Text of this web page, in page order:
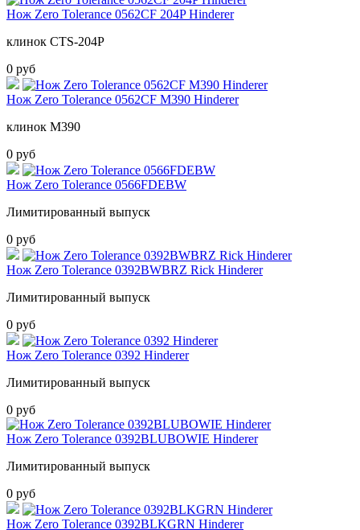
Нож Zero Tolerance 0562CF 204P Hinderer
клинок CTS-204P
0 руб
Нож Zero Tolerance 0562CF M390 Hinderer
клинок М390
0 руб
Нож Zero Tolerance 0566FDEBW
Лимитированный выпуск
0 руб
Нож Zero Tolerance 0392BWBRZ Rick Hinderer
Лимитированный выпуск
0 руб
Нож Zero Tolerance 0392 Hinderer
Лимитированный выпуск
0 руб
Нож Zero Tolerance 0392BLUBOWIE Hinderer
Лимитированный выпуск
0 руб
Нож Zero Tolerance 0392BLKGRN Hinderer